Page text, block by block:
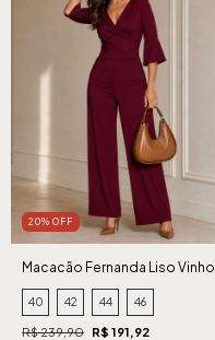
20% OFF
Macacão Fernanda Liso Vinho
40 42 44 46
R$ 239,90 R$ 191,92